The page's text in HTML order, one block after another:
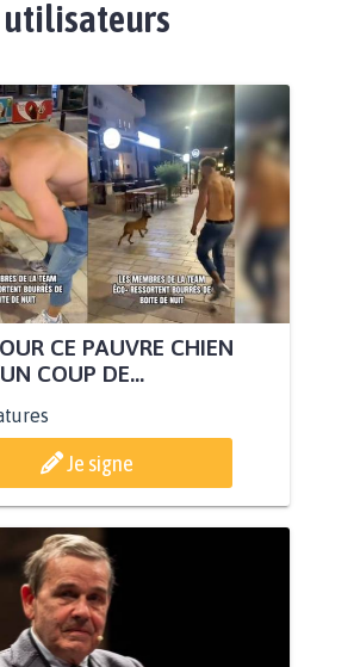
utilisateurs
CE PAUVRE CHIEN
COUP DE...
Je signe